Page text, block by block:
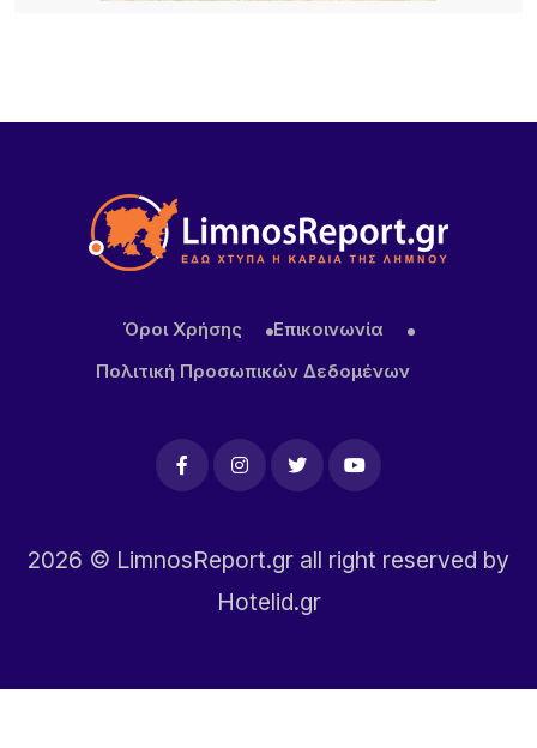
Όροι Χρήσης
Επικοινωνία
Πολιτική Προσωπικών Δεδομένων
2026 © LimnosReport.gr all right reserved by
Hotelid.gr